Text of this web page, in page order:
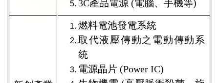
3C產品電源 (電腦、手機等)
燃料電池發電系統
取代液壓傳動之電動傳動系
統
電源晶片 (Power IC)